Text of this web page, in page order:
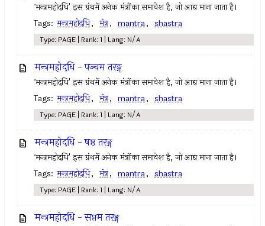
`मन्त्रमहोदधि' इस ग्रंथमें अनेक मंत्रोंका समावेश है, जो आद्य माना जाता है।
Tags: मन्त्रमहोदधि, मंत्र, mantra, shastra
Type: PAGE | Rank: 1 | Lang: N/A
मन्त्रमहोदधि - पञ्चम तरङ्ग
`मन्त्रमहोदधि' इस ग्रंथमें अनेक मंत्रोंका समावेश है, जो आद्य माना जाता है।
Tags: मन्त्रमहोदधि, मंत्र, mantra, shastra
Type: PAGE | Rank: 1 | Lang: N/A
मन्त्रमहोदधि - षष्ठ तरङ्ग
`मन्त्रमहोदधि' इस ग्रंथमें अनेक मंत्रोंका समावेश है, जो आद्य माना जाता है।
Tags: मन्त्रमहोदधि, मंत्र, mantra, shastra
Type: PAGE | Rank: 1 | Lang: N/A
मन्त्रमहोदधि - सप्तम तरङ्ग